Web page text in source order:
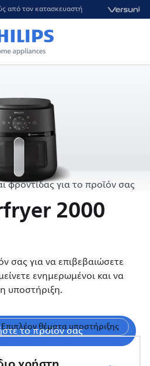
από τον κατασκευαστή
φροντίδας για το προϊόν σας
2000
σας για να επιβεβαιώσετε
ενημερωμένοι και να
υποστήριξη.
το προϊόν σας
Επιπλέον θέματα υποστήριξης